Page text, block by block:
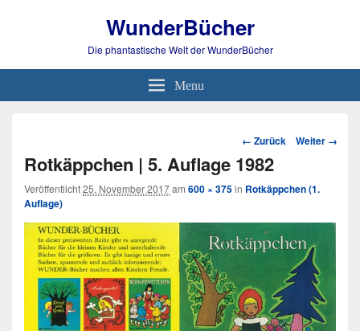
WunderBücher
Die phantastische Welt der WunderBücher
Menu
Bild-
Navigation
← Zurück Weiter →
Rotkäppchen | 5. Auflage 1982
Veröffentlicht25. November 2017am 600 × 375in Rotkäppchen (1.
Auflage)